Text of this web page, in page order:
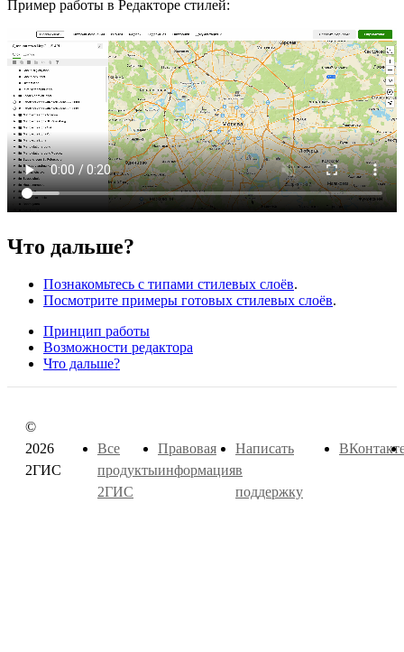
Пример работы в Редакторе стилей:
Что дальше?
Познакомьтесь с типами стилевых слоёв.
Посмотрите примеры готовых стилевых слоёв.
Принцип работы
Возможности редактора
Что дальше?
©
2026
2ГИС
Все
продукты
2ГИС
Правовая
информация
Написать
в
поддержку